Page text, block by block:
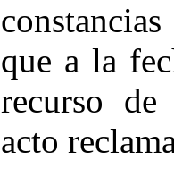
que a la
recurso
acto